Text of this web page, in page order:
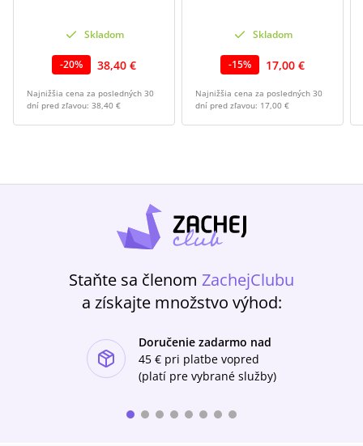
Skladom
-20% 38,40 €
Najnižšia cena za posledných 30
dní pred zľavou: 38,40 €
Skladom
-15% 17,00 €
Najnižšia cena za posledných 30
dní pred zľavou: 17,00 €
Staňte sa členom ZachejClubu
a získajte množstvo výhod:
Doručenie zadarmo nad
45 € pri platbe vopred
(platí pre vybrané služby)